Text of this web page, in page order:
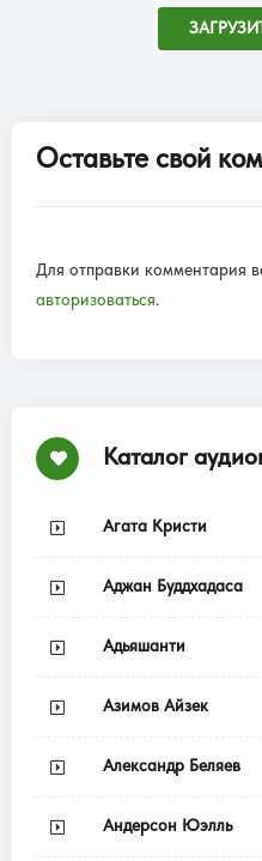
Оставьте свой
Для отправки комментария
авторизоваться.
Каталог
Агата Кристи
Аджан Буддхадаса
Адьяшанти
Азимов Айзек
Александр Беляев
Андерсон Юэлль